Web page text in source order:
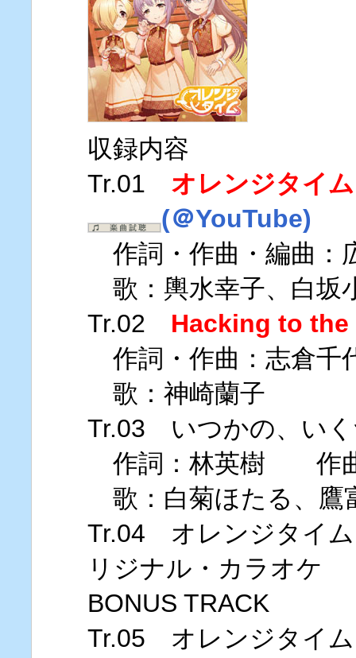
収録内容
Tr.01 オレンジタイ
(＠YouTube)
作詞・作曲・編曲：
歌：輿水幸子、白坂
Tr.02 Hacking to the
作詞・作曲：志倉千
歌：神崎蘭子
Tr.03 いつかの、い
作詞：林英樹 作曲
歌：白菊ほたる、鷹
Tr.04 オレンジタイム
リジナル・カラオケ
BONUS TRACK
Tr.05 オレンジタイム